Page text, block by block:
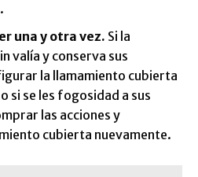
una y otra vez. Si la
valía y conserva sus
la llamamiento cubierta
si se les fogosidad a sus
las acciones y
cubierta nuevamente.